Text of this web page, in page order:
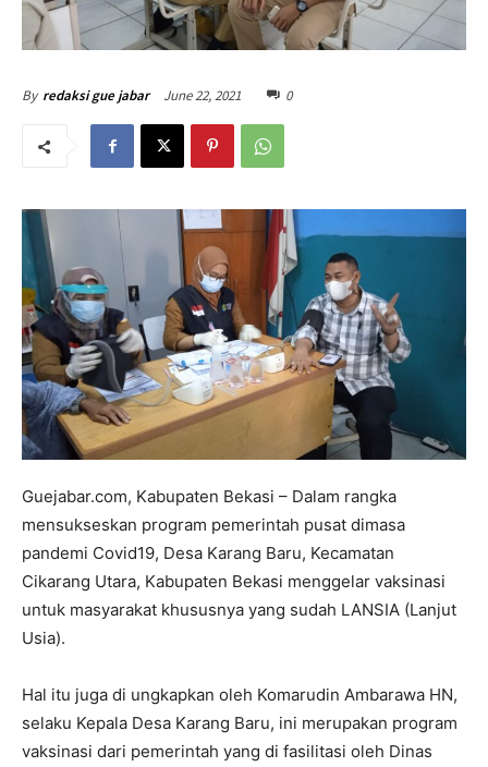
By redaksi gue jabar June 22, 2021 0
Guejabar.com, Kabupaten Bekasi – Dalam rangka
mensukseskan program pemerintah pusat dimasa
pandemi Covid19, Desa Karang Baru, Kecamatan
Cikarang Utara, Kabupaten Bekasi menggelar vaksinasi
untuk masyarakat khususnya yang sudah LANSIA (Lanjut
Usia).
Hal itu juga di ungkapkan oleh Komarudin Ambarawa HN,
selaku Kepala Desa Karang Baru, ini merupakan program
vaksinasi dari pemerintah yang di fasilitasi oleh Dinas